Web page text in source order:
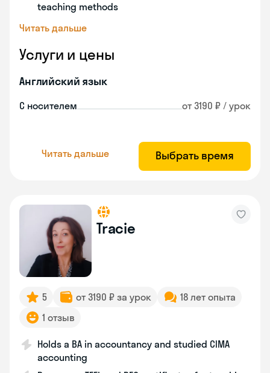
teaching methods
Читать дальше
Услуги и цены
Английский язык
С носителем от 3190 ₽ / урок
Читать дальше Выбрать время
Tracie
5 от 3190 ₽ за урок
18 лет опыта
1 отзыв
Holds a BA in accountancy and studied CIMA
accounting